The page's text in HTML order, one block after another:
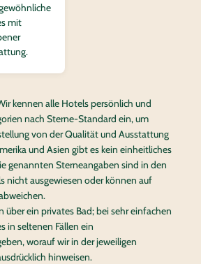
mit
kennen alle Hotels persönlich und
nach Sterne-Standard ein, um
von der Qualität und Ausstattung
und Asien gibt es kein einheitliches
genannten Sterneangaben sind in den
nicht ausgewiesen oder können auf
über ein privates Bad; bei sehr einfachen
in seltenen Fällen ein
worauf wir in der jeweiligen
hinweisen.